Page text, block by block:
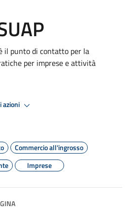
il punto di contatto per la
per imprese e attività
azioni
Commercio all'ingrosso
Imprese